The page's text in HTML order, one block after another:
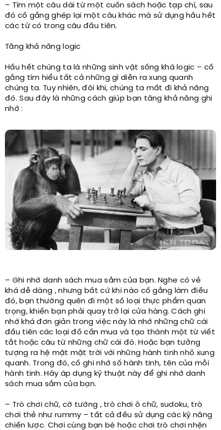
– Tìm một câu dài từ một cuốn sách hoặc tạp chí, sau
đó cố gắng ghép lại một câu khác mà sử dụng hầu hết
các từ có trong câu đầu tiên.
Tăng khả năng logic
Hầu hết chúng ta là những sinh vật sống khá logic – cố
gắng tìm hiểu tất cả những gì diễn ra xung quanh
chúng ta. Tuy nhiên, đôi khi, chúng ta mất đi khả năng
đó. Sau đây là những cách giúp bạn tăng khả năng ghi
nhớ :
– Ghi nhớ danh sách mua sắm của bạn. Nghe có vẻ
khá dễ dàng , nhưng bất cứ khi nào cố gắng làm điều
đó, bạn thường quên đi một số loại thực phẩm quan
trọng, khiến bạn phải quay trở lại cửa hàng. Cách ghi
nhớ khá đơn giản trong việc này là nhớ những chữ cái
đầu tiên các loại đồ cần mua và tạo thành một từ viết
tắt hoặc câu từ những chữ cái đó. Hoặc bạn tưởng
tượng ra hệ mặt mặt trời với những hành tinh nhỏ xung
quanh. Trong đó, cố ghi nhớ số hành tinh, tên của mỗi
hành tinh. Hãy áp dụng kỹ thuật này để ghi nhớ danh
sách mua sắm của bạn.
– Trò chơi chữ, cờ tướng , trò chơi ô chữ, sudoku, trò
chơi thẻ như rummy – tất cả đều sử dụng các kỹ năng
chiến lược. Chơi cùng bạn bè hoặc chơi trò chơi nhện